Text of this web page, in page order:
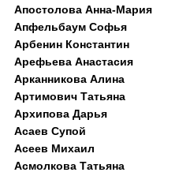
Апостолова Анна-Мария
Апфельбаум Софья
Арбенин Константин
Арефьева Анастасия
Арканникова Алина
Артимович Татьяна
Архипова Дарья
Асаев Супой
Асеев Михаил
Асмолкова Татьяна